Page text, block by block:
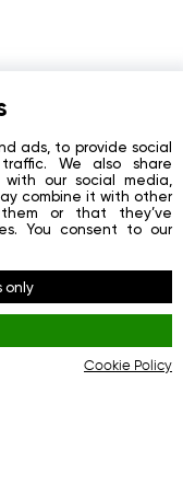
ads, to provide social
We also share
our social media,
combine it with other
or that they’ve
You consent to our
only
Cookie Policy